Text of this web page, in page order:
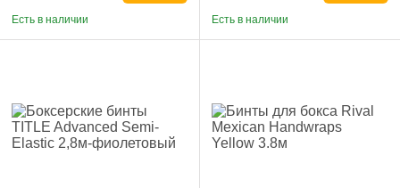
Есть в наличии Есть в наличии